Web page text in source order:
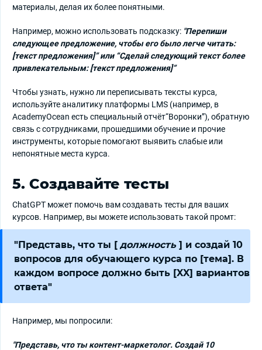
материалы, делая их более понятными.
Например, можно использовать подсказку: "Перепиши
следующее предложение, чтобы его было легче читать:
[текст предложения]” или “Сделай следующий текст более
привлекательным: [текст предложения]”
Чтобы узнать, нужно ли переписывать тексты курса,
используйте аналитику платформы LMS (например, в
AcademyOcean есть специальный отчёт“Воронки”), обратную
связь с сотрудниками, прошедшими обучение и прочие
инструменты, которые помогают выявить слабые или
непонятные места курса.
5. Создавайте тесты
ChatGPT может помочь вам создавать тесты для ваших
курсов. Например, вы можете использовать такой промт:
"Представь, что ты [ должность ] и создай 10
вопросов для обучающего курса по [тема]. В
каждом вопросе должно быть [XX] вариантов
ответа"
Например, мы попросили:
"Представь, что ты контент-маркетолог. Создай 10